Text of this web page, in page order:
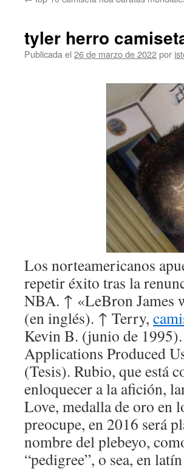
tyler herro
Publicada el 26 de marzo de 2022por
Los norteamericanos
repetir éxito tras la
NBA. ↑ «LeBron James
(en inglés). ↑ Terry,
Kevin B. (junio de
Applications Produced
(Tesis). Rubio, que está
enloquecer a la afición,
Love, medalla de oro en
preocupe, en 2016 será
nombre del plebeyo,
“pedigree”, o sea, en